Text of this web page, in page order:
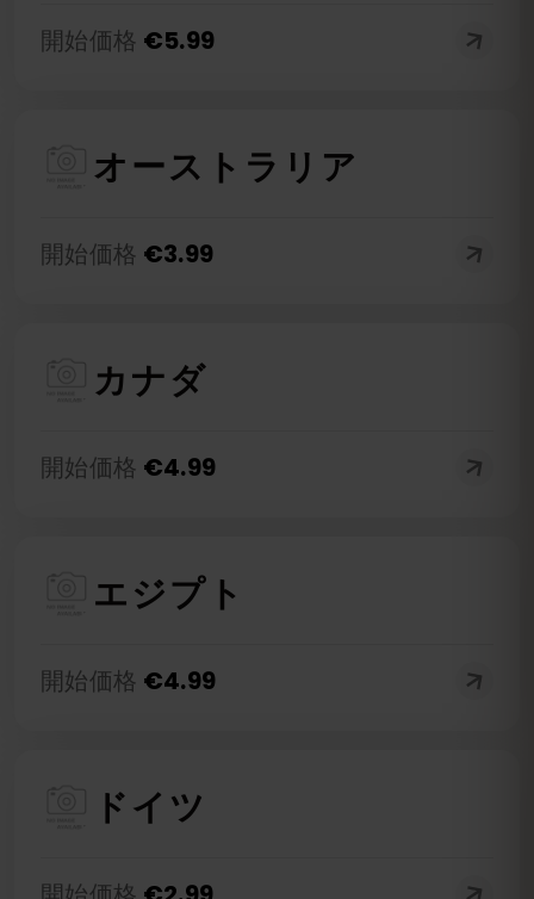
開始価格 €5.99
オーストラリア
開始価格 €3.99
カナダ
開始価格 €4.99
エジプト
開始価格 €4.99
ドイツ